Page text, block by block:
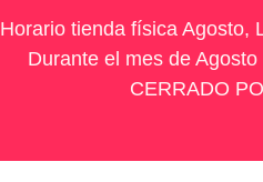
Horario tienda física Agosto,
Durante el mes de
CERRADO